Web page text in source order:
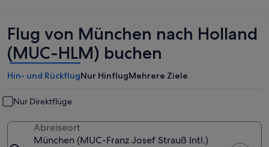
Flug von München nach Holland
(MUC-HLM) buchen
Hin- und RückflugNur HinflugMehrere Ziele
Nur Direktflüge
Abreiseort
München (MUC-Franz Josef Strauß Intl.)